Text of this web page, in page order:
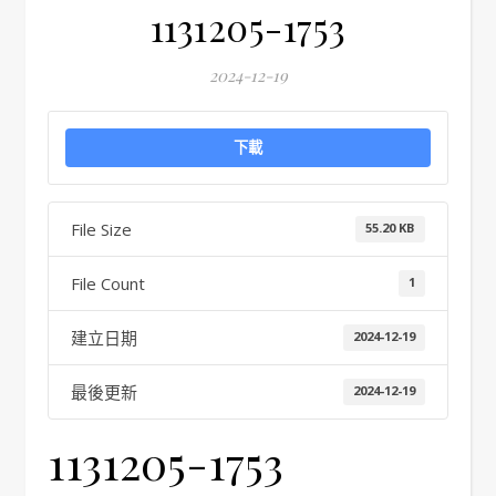
1131205-1753
2024-12-19
下載
File Size 55.20 KB
File Count 1
建立日期 2024-12-19
最後更新 2024-12-19
1131205-1753